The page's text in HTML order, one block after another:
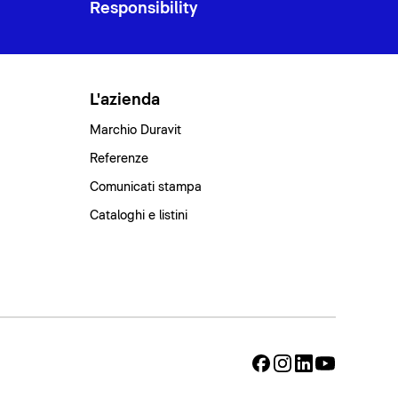
Responsibility
L'azienda
Marchio Duravit
Referenze
Comunicati stampa
Cataloghi e listini